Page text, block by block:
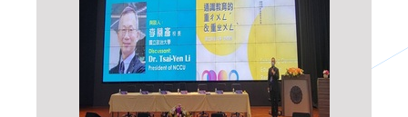
者齊聚超過200人參加，一起共襄盛舉探究東亞的博
雅教育。第一場專題演講由北京理工大學龐海芍教授
主講「北京理工大學通識課程的教與學」，介紹該校
通識教育的發展歷程、措施，以及案例。